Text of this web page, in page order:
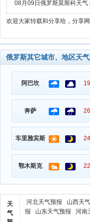
08月09日俄罗斯莫斯科天气
欢迎大家转载和分享给，分享
俄罗斯其它城市、地区天
阿巴坎
奔萨
车里雅宾斯
鄂木斯克
天
气
河北天气预报 山西天
报
山东天气预报 河南